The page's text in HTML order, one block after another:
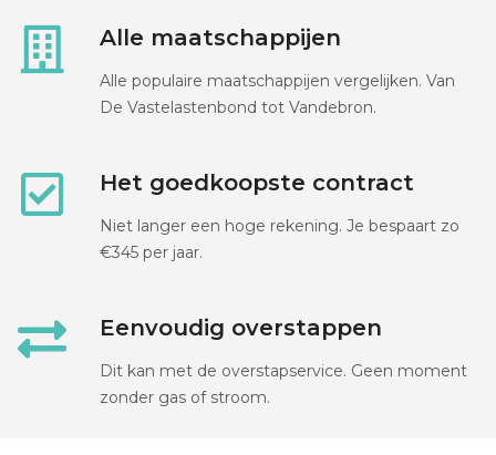
Alle maatschappijen
Alle populaire maatschappijen vergelijken. Van
De Vastelastenbond tot Vandebron.
Het goedkoopste contract
Niet langer een hoge rekening. Je bespaart zo
€345 per jaar.
Eenvoudig overstappen
Dit kan met de overstapservice. Geen moment
zonder gas of stroom.